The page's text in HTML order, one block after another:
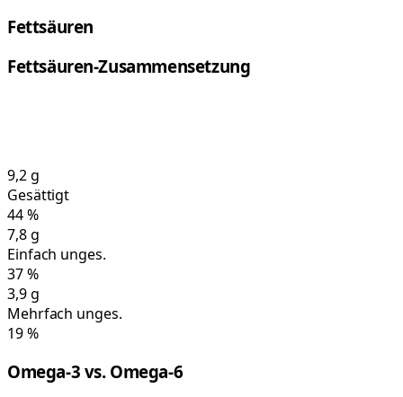
Fettsäuren
Fettsäuren-Zusammensetzung
9,2g
Gesättigt
44%
7,8g
Einfach unges.
37%
3,9g
Mehrfach unges.
19%
Omega-3 vs. Omega-6